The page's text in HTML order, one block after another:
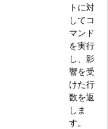
トに対
してコ
マンド
を実行
し、影
響を受
けた行
数を返
しま
す。